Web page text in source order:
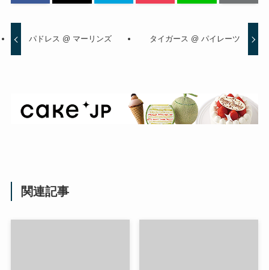
パドレス @ マーリンズ タイガース @ パイレーツ
関連記事